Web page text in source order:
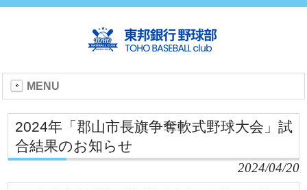
MENU
2024年「郡山市長旗争奪軟式野球大会」試
合結果のお知らせ
2024/04/20